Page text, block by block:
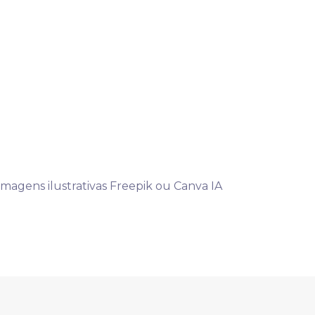
Imagens ilustrativas Freepik ou Canva IA